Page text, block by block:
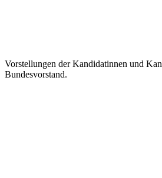
Vorstellungen der Kandidatinnen und
Bundesvorstand.